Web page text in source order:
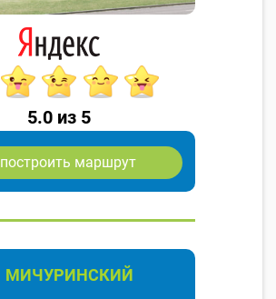
5.0 из 5
построить маршрут
МИЧУРИНСКИЙ